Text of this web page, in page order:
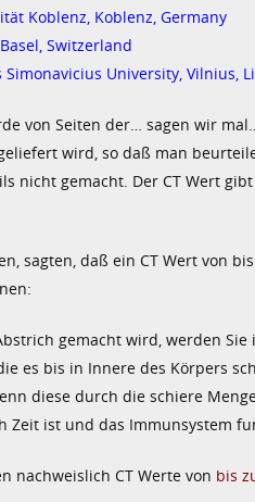
Koblenz, Koblenz, Germany
Switzerland
University, Vilnius,
von Seiten der… sagen wir
wird, so daß man
nicht gemacht. Der CT Wert
sagten, daß ein CT Wert von
gemacht wird, werden
es bis in Innere des Körpers
diese durch die schiere
ist und das Immunsystem
nachweislich CT Werte von bis